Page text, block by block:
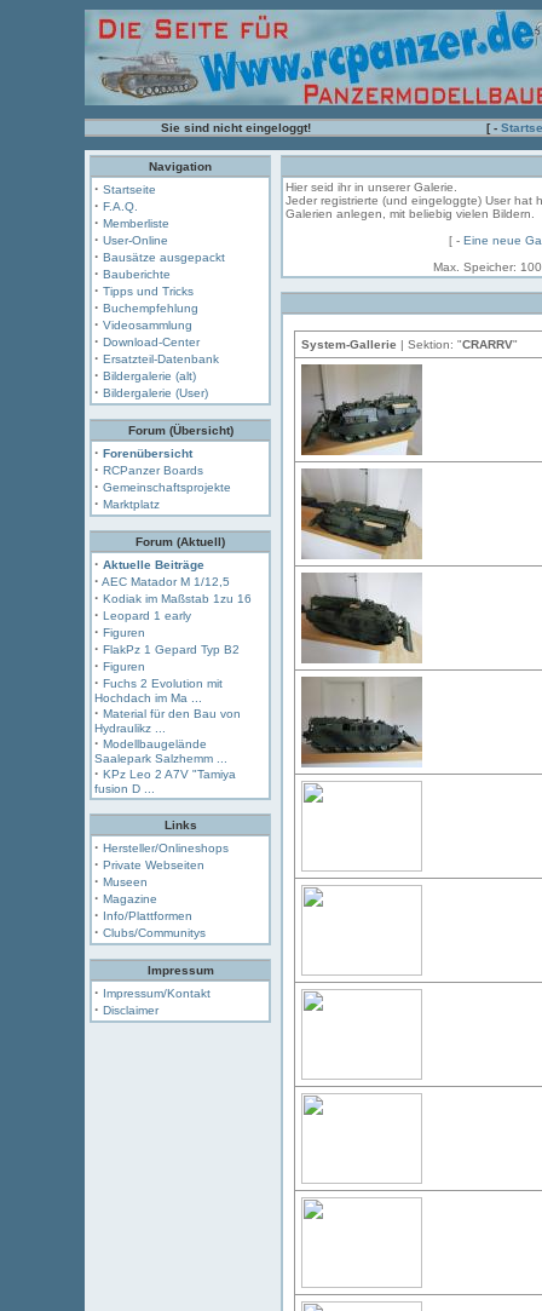
Sie sind nicht eingeloggt! [ -
Navigation
· Startseite
· F.A.Q.
· Memberliste
· User-Online
· Bausätze ausgepackt
· Bauberichte
· Tipps und Tricks
· Buchempfehlung
· Videosammlung
· Download-Center
· Ersatzteil-Datenbank
· Bildergalerie (alt)
· Bildergalerie (User)
Forum (Übersicht)
· Forenübersicht
· RCPanzer Boards
· Gemeinschaftsprojekte
· Marktplatz
Forum (Aktuell)
· Aktuelle Beiträge
· AEC Matador M 1/12,5
· Kodiak im Maßstab 1zu 16
· Leopard 1 early
· Figuren
· FlakPz 1 Gepard Typ B2
· Figuren
· Fuchs 2 Evolution mit
Hochdach im Ma ...
· Material für den Bau von
Hydraulikz ...
· Modellbaugelände
Saalepark Salzhemm ...
· KPz Leo 2 A7V "Tamiya
fusion D ...
Links
· Hersteller/Onlineshops
· Private Webseiten
· Museen
· Magazine
· Info/Plattformen
· Clubs/Communitys
Impressum
· Impressum/Kontakt
· Disclaimer
Hier seid ihr in unserer Galerie.
Jeder registrierte (und eingeloggte) User hat
Galerien anlegen, mit beliebig vielen Bildern.
[ - Eine neue
Max. Speicher:
System-Gallerie | Sektion: "CRARRV"